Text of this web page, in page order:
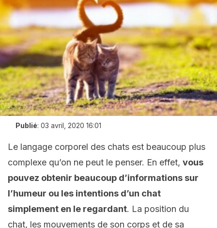
Publié: 03 avril, 2020 16:01
Le langage corporel des chats est beaucoup plus
complexe qu’on ne peut le penser. En effet, vous
pouvez obtenir beaucoup d’informations sur
l’humeur ou les intentions d’un chat
simplement en le regardant. La position du
chat, les mouvements de son corps et de sa